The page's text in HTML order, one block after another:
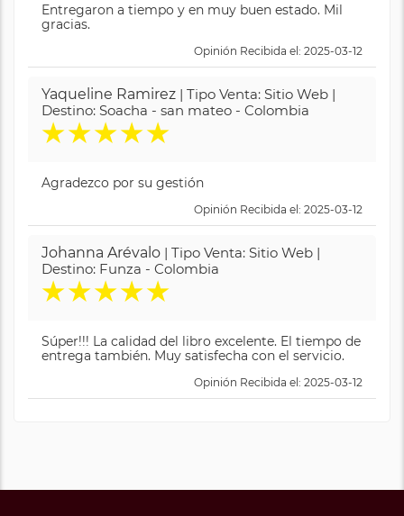
Entregaron a tiempo y en muy buen estado. Mil
gracias.
Opinión Recibida el: 2025-03-12
Yaqueline Ramirez | Tipo Venta: Sitio Web |
Destino: Soacha - san mateo - Colombia
★★★★★
Agradezco por su gestión
Opinión Recibida el: 2025-03-12
Johanna Arévalo | Tipo Venta: Sitio Web |
Destino: Funza - Colombia
★★★★★
Súper!!! La calidad del libro excelente. El tiempo de
entrega también. Muy satisfecha con el servicio.
Opinión Recibida el: 2025-03-12